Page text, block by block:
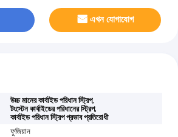
এখন যোগাযোগ
উচ্চ মানের কার্বাইড পরিধান স্ট্রিপ,
টংস্টেন কার্বাইডের পরিধানের স্ট্রিপ,
কার্বাইড পরিধান স্ট্রিপ প্রভাব প্রতিরোধী
ফুজিয়ান